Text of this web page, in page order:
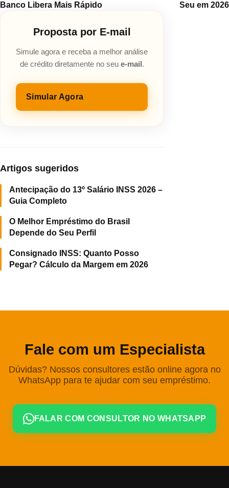
Banco Libera Mais Rápido
Seu em 2026
Proposta por E-mail
Simule agora e receba a melhor análise
de crédito diretamente no seu e-mail.
Simular Agora
Artigos sugeridos
Antecipação do 13º Salário INSS 2026 –
Guia Completo
O Melhor Empréstimo do Brasil
Depende do Seu Perfil
Consignado INSS: Quanto Posso
Pegar? Cálculo da Margem em 2026
Fale com um Especialista
Dúvidas? Nossos consultores estão online agora no
WhatsApp para te ajudar com seu empréstimo.
FALAR COM CONSULTOR NO WHATSAPP